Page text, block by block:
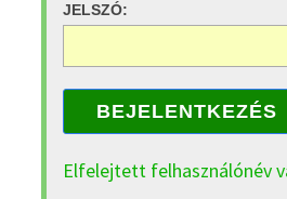
JELSZÓ:
BEJELENTKEZÉS
Elfelejtett felhasználónév